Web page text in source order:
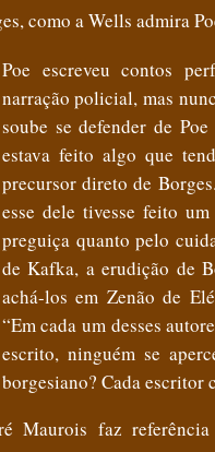
como a Wells admira
Poe escreveu contos
narração policial, mas
soube se defender de
estava feito algo que
precursor direto de
esse dele tivesse feito
preguiça quanto pelo
de Kafka, a erudição de
achá-los em Zenão de
“Em cada um desses
escrito, ninguém se
borgesiano? Cada escritor
Maurois faz